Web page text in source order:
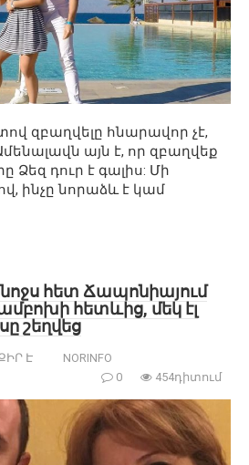
զբաղվելը հնարավոր չէ,
այն է, որ զբաղվեք
Ձեզ դուր է գալիս: Մի
ինչը նորաձև է կամ
հետ Ճապոնիայում
ամբոխի հետևից, մեկ էլ
շեղվեց
Է
NORINFO
0
454դիտում